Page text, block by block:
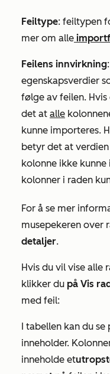
Feiltype: feiltypen
mer om alle
Feilens innvirkning
egenskapsverdier
følge av feilen.
det at alle
kunne importeres.
betyr det at
kolonne ikke
kolonner i raden
For å se mer
musepekeren over
detaljer.
Hvis du vil vise alle
klikker du på Vis
med feil:
I tabellen kan du
inneholder.
inneholde et